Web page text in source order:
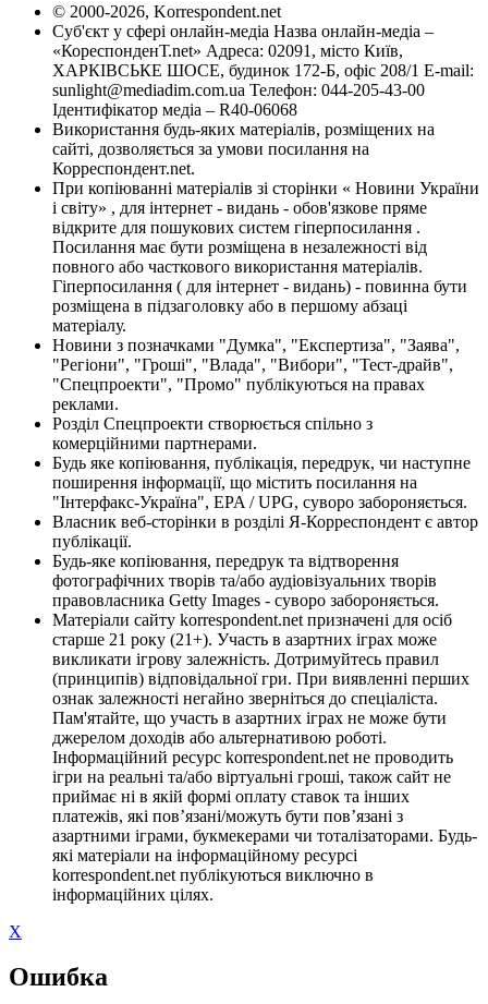
© 2000-2026, Korrespondent.net
Суб'єкт у сфері онлайн-медіа Назва онлайн-медіа –
«КореспонденТ.net» Адреса: 02091, місто Київ,
ХАРКІВСЬКЕ ШОСЕ, будинок 172-Б, офіс 208/1 E-mail:
sunlight@mediadim.com.ua Телефон: 044-205-43-00
Ідентифікатор медіа – R40-06068
Використання будь-яких матеріалів, розміщених на
сайті, дозволяється за умови посилання на
Корреспондент.net.
При копіюванні матеріалів зі сторінки « Новини України
і світу» , для інтернет - видань - обов'язкове пряме
відкрите для пошукових систем гіперпосилання .
Посилання має бути розміщена в незалежності від
повного або часткового використання матеріалів.
Гіперпосилання ( для інтернет - видань) - повинна бути
розміщена в підзаголовку або в першому абзаці
матеріалу.
Новини з позначками "Думка", "Експертиза", "Заява",
"Регіони", "Гроші", "Влада", "Вибори", "Тест-драйв",
"Спецпроекти", "Промо" публікуються на правах
реклами.
Розділ Спецпроекти створюється спільно з
комерційними партнерами.
Будь яке копіювання, публікація, передрук, чи наступне
поширення інформації, що містить посилання на
"Інтерфакс-Україна", EPA / UPG, суворо забороняється.
Власник веб-сторінки в розділі Я-Корреспондент є автор
публікації.
Будь-яке копіювання, передрук та відтворення
фотографічних творів та/або аудіовізуальних творів
правовласника Getty Images - суворо забороняється.
Матеріали сайту korrespondent.net призначені для осіб
старше 21 року (21+). Участь в азартних іграх може
викликати ігрову залежність. Дотримуйтесь правил
(принципів) відповідальної гри. При виявленні перших
ознак залежності негайно зверніться до спеціаліста.
Пам'ятайте, що участь в азартних іграх не може бути
джерелом доходів або альтернативою роботі.
Інформаційний ресурс korrespondent.net не проводить
ігри на реальні та/або віртуальні гроші, також сайт не
приймає ні в якій формі оплату ставок та інших
платежів, які пов’язані/можуть бути пов’язані з
азартними іграми, букмекерами чи тоталізаторами. Будь-
які матеріали на інформаційному ресурсі
korrespondent.net публікуються виключно в
інформаційних цілях.
X
Ошибка